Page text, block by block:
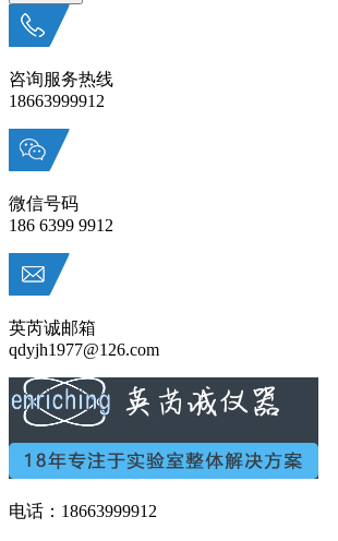
咨询服务热线
18663999912
微信号码
186 6399 9912
英芮诚邮箱
qdyjh1977@126.com
电话：18663999912